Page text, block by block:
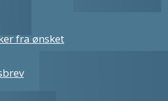
fra ønsket